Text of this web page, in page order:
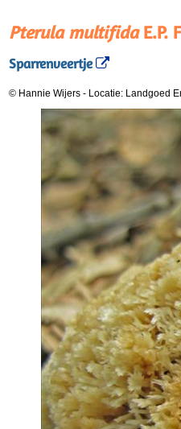
Pterula multifidaE.P.
Sparrenveertje
© Hannie Wijers - Locatie: Landgoed